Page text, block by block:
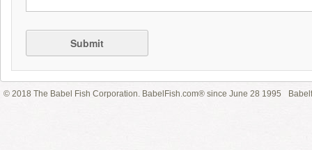
Submit
© 2018 The Babel Fish Corporation. BabelFish.com® since June 28 1995